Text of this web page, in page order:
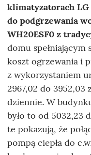
klimatyzatorach LG
do podgrzewania
WH20ESF0 z
domu spełniającym
koszt ogrzewania i
z wykorzystaniem
2967,02 do 3952,03
dziennie. W
było to od 5032,23
te pokazują, że
pompą ciepła do